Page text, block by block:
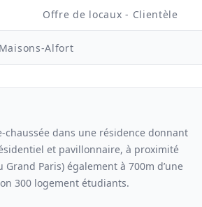
Offre de locaux - Clientèle
Maisons-Alfort
chaussée dans une résidence donnant
et pavillonnaire, à proximité
Grand Paris) également à 700m d’une
300 logement étudiants.